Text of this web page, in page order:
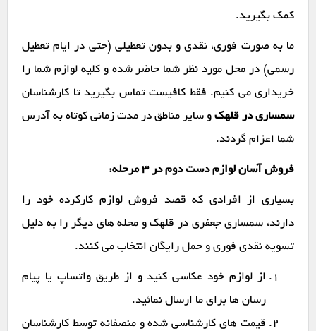
کمک بگیرید.
ما به صورت فوری، نقدی و بدون تعطیلی (حتی در ایام تعطیل
رسمی) در محل مورد نظر شما حاضر شده و کلیه لوازم شما را
خریداری می کنیم. فقط کافیست تماس بگیرید تا کارشناسان
سمساری در قلهک و سایر مناطق در مدت زمانی کوتاه به آدرس
شما اعزام گردند.
فروش آسان لوازم دست دوم در ۳ مرحله:
بسیاری از افرادی که قصد فروش لوازم کارکرده خود را
دارند، سمساری جعفری در قلهک و محله های دیگر را به دلیل
تسویه نقدی فوری و حمل رایگان انتخاب می کنند.
از لوازم خود عکاسی کنید و از طریق واتساپ یا پیام
رسان ها برای ما ارسال نمائید.
قیمت های کارشناسی شده و منصفانه توسط کارشناسان